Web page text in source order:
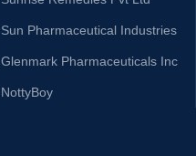
Sun Pharmaceutical Industries
Glenmark Pharmaceuticals Inc
NottyBoy